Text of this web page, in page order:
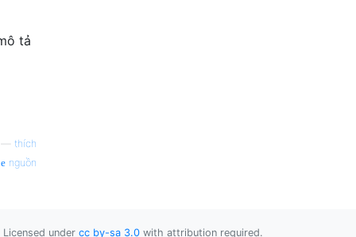
tả
thích
nguồn
Licensed under cc by-sa 3.0 with attribution required.